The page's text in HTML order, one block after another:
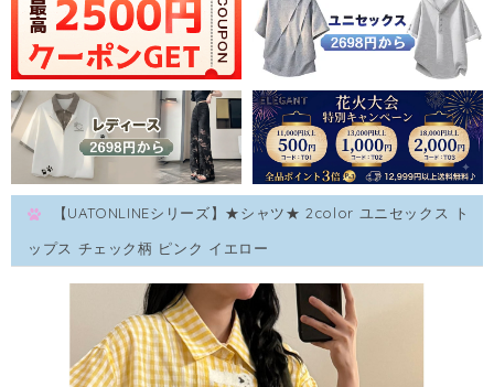
【UATONLINEシリーズ】★シャツ★ 2color ユニセックス ト
ップス チェック柄 ピンク イエロー